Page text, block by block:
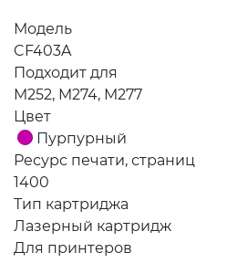
Модель
CF403A
Подходит для
M252, M274, M277
Цвет
Пурпурный
Ресурс печати, страниц
1400
Тип картриджа
Лазерный картридж
Для принтеров